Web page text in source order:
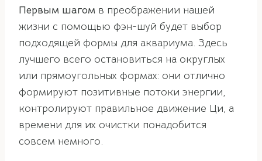
Первым шагом в преображении нашей
жизни с помощью фэн-шуй будет выбор
подходящей формы для аквариума. Здесь
лучшего всего остановиться на округлых
или прямоугольных формах: они отлично
формируют позитивные потоки энергии,
контролируют правильное движение Ци, а
времени для их очистки понадобится
совсем немного.